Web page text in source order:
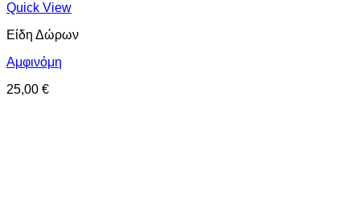
Quick View
Είδη Δώρων
Αμφινόμη
25,00 €